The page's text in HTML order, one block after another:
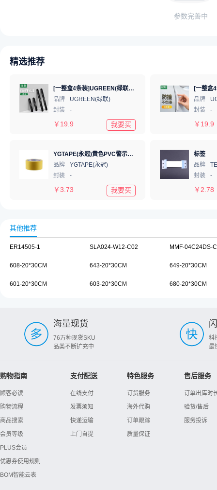
参数完善中
精选推荐
[一整盒4条装]UGREEN(绿联)汽车车门防撞条 前后门防刮蹭防擦条车身装饰条 功能小件车外饰汽车保护贴胶条简约3M胶 曜岩黑 80874
品牌
UGREEN(绿联)
封装
-
￥ 19.9 我要买
品牌
封装
-
￥ 19.9
YGTAPE(永冠)黄色PVC警示胶带48mmx16m
品牌
YGTAPE(永冠)
封装
-
￥3.73 我要买
标签
品牌
封装
-
￥ 2.78
其他推荐
ER14505-1 SLA024-W12-C02 MMF-04C24DS-
608-20*30CM 643-20*30CM 649-20*30CM
601-20*30CM 603-20*30CM 680-20*30CM
海量现货
76万种现货SKU
品类不断扩充中
科
最
购物指南
顾客必读
购物流程
商品搜索
会员等级
PLUS会员
优惠券使用规则
BOM智能云表
支付配送
在线支付
发票须知
快递运输
上门自提
特色服务
订货服务
海外代购
订单跟踪
质量保证
售后服务
订单出库时
验货/售后
服务投诉